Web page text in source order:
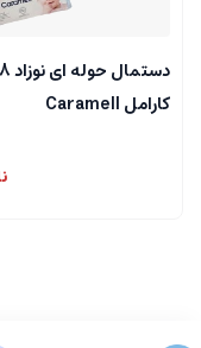
کارامل Caramell